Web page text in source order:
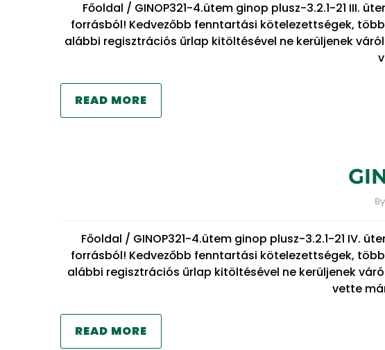
Főoldal / GINOP321-4.ütem ginop plusz-3.2.1-21 III.
forrásból! Kedvezőbb fenntartási kötelezettségek,
alábbi regisztrációs űrlap kitöltésével ne kerüljenek
READ MORE
By
Főoldal / GINOP321-4.ütem ginop plusz-3.2.1-21 IV.
forrásból! Kedvezőbb fenntartási kötelezettségek,
alábbi regisztrációs űrlap kitöltésével ne kerüljenek
vette
READ MORE